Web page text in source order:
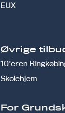
EUX
Øvrige
10'eren
Skolehjem
For